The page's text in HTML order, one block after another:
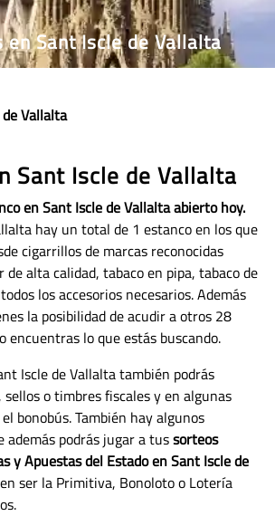
en Sant Iscle de Vallalta
Vallalta
Sant Iscle de Vallalta
en Sant Iscle de Vallalta abierto hoy.
hay un total de 1 estanco en los que
cigarrillos de marcas reconocidas
de alta calidad, tabaco en pipa, tabaco de
los accesorios necesarios.Además
la posibilidad de acudir a otros 28
encuentras lo que estás buscando.
Iscle de Vallalta también podrás
o timbres fiscales y en algunas
bonobús. También hay algunos
además podrás jugar a tussorteos
y Apuestas del Estado en Sant Iscle de
ser la Primitiva, Bonoloto o Lotería